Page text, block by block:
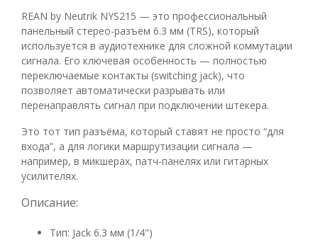
REAN by Neutrik NYS215 — это профессиональный
панельный стерео-разъём 6.3 мм (TRS), который
используется в аудиотехнике для сложной коммутации
сигнала. Его ключевая особенность — полностью
переключаемые контакты (switching jack), что
позволяет автоматически разрывать или
перенаправлять сигнал при подключении штекера.
Это тот тип разъёма, который ставят не просто “для
входа”, а для логики маршрутизации сигнала —
например, в микшерах, патч-панелях или гитарных
усилителях.
Описание:
Тип: Jack 6.3 мм (1/4")